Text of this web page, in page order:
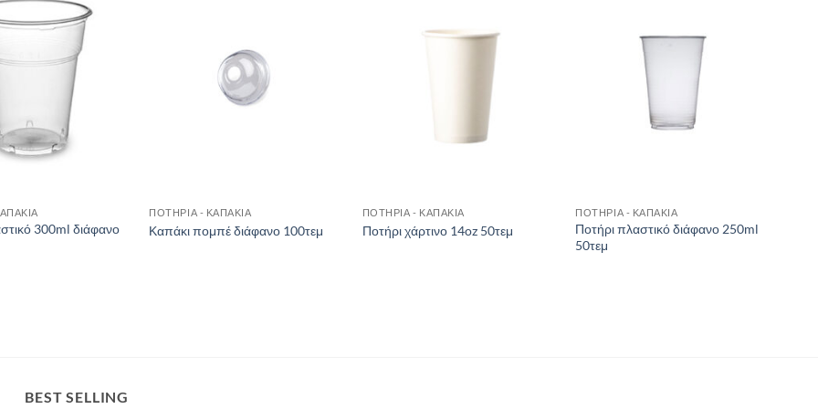
300ml διάφανο
ΠΟΤΗΡΙΑ - ΚΑΠΑΚΙΑ
Καπάκι πομπέ διάφανο 100τεμ
ΠΟΤΗΡΙΑ - ΚΑΠΑΚΙΑ
Ποτήρι χάρτινο 14oz 50τεμ
ΠΟΤΗΡΙΑ - ΚΑΠΑΚΙΑ
Ποτήρι πλαστικό διάφανο 250ml
50τεμ
BEST SELLING